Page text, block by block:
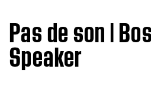
Pas de son |
Speaker